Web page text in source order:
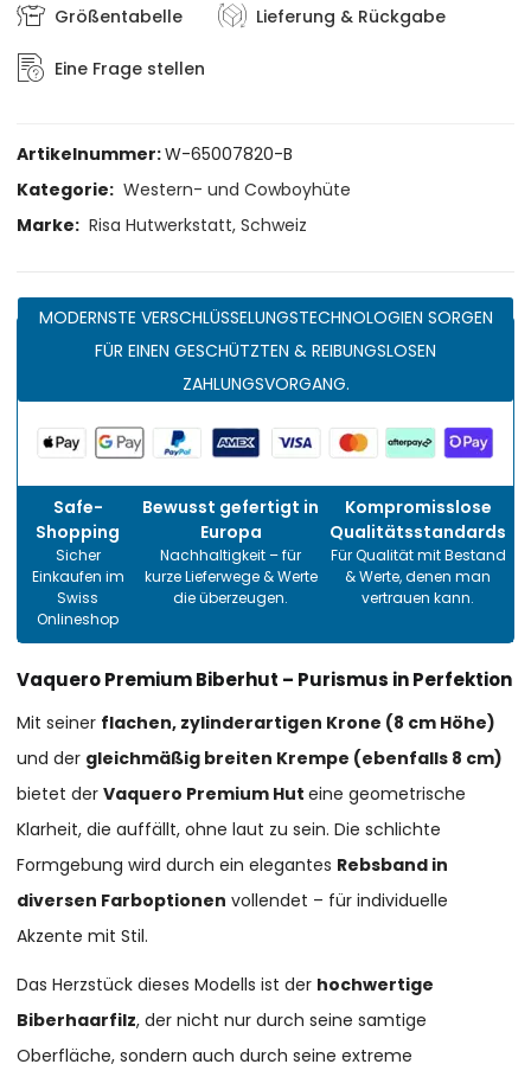
Größentabelle Lieferung & Rückgabe
Eine Frage stellen
Artikelnummer:W-65007820-B
Kategorie: Western- und Cowboyhüte
Marke: Risa Hutwerkstatt, Schweiz
MODERNSTE VERSCHLÜSSELUNGSTECHNOLOGIEN SORGEN
FÜR EINEN GESCHÜTZTEN & REIBUNGSLOSEN
ZAHLUNGSVORGANG.
Safe-
Shopping
Sicher
Einkaufen im
Swiss
Onlineshop
Bewusst gefertigt in
Europa
Nachhaltigkeit – für
kurze Lieferwege & Werte
die überzeugen.
Kompromisslose
Qualitätsstandards
Für Qualität mit Bestand
& Werte, denen man
vertrauen kann.
Vaquero Premium Biberhut – Purismus in Perfektion
Mit seiner flachen, zylinderartigen Krone (8 cm Höhe)
und der gleichmäßig breiten Krempe (ebenfalls 8 cm)
bietet derVaquero Premium Huteine geometrische
Klarheit, die auffällt, ohne laut zu sein. Die schlichte
Formgebung wird durch ein elegantes Rebsband in
diversen Farboptionen vollendet – für individuelle
Akzente mit Stil.
Das Herzstück dieses Modells ist der hochwertige
Biberhaarfilz, der nicht nur durch seine samtige
Oberfläche, sondern auch durch seine extreme